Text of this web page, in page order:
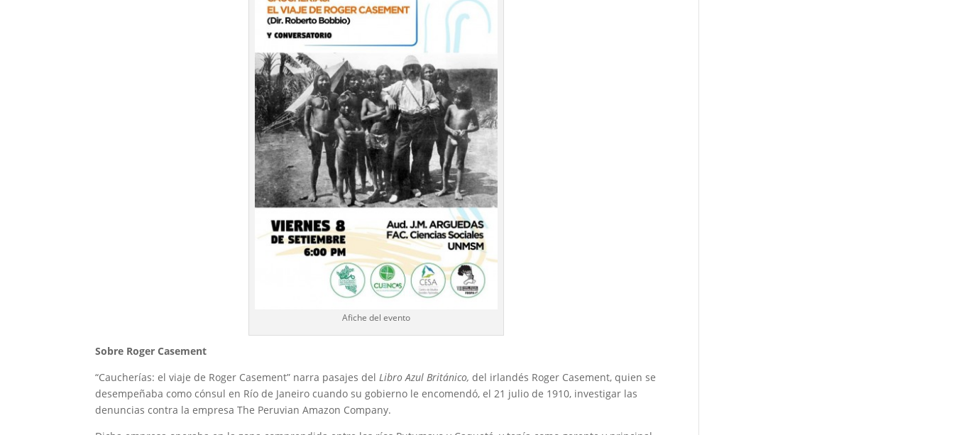
Afiche del evento
Sobre Roger Casement
“Caucherías: el viaje de Roger Casement” narra pasajes del Libro Azul Británico,del irlandés Roger Casement, quien se
desempeñaba como cónsul en Río de Janeiro cuando su gobierno le encomendó, el 21 julio de 1910, investigar las
denuncias contra la empresa The Peruvian Amazon Company.